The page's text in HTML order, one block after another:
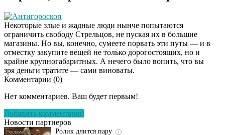
Антигороскоп
Некоторые злые и жадные люди нынче попытаются
ограничить свободу Стрельцов, не пуская их в большие
магазины. Но вы, конечно, сумеете порвать эти путы — и в
отместку закупите вещей не только дорогостоящих, но и
крайне крупногабаритных. А нечего было вопить, что вы
зря деньги тратите — сами виноваты.
Комментарии (0)
Нет комментариев. Ваш будет первым!
Добавить комментарий
Новости партнеров
Этот танец невесты
Пересмотрела 10 раз
i
Ролик длится пару